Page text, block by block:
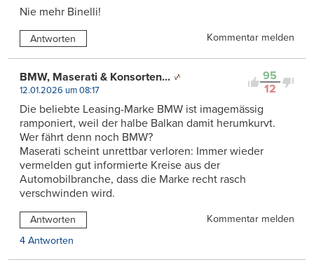
Nie mehr Binelli!
Antworten Kommentar melden
95
12
BMW, Maserati & Konsorten...
12.01.2026 um 08:17
Die beliebte Leasing-Marke BMW ist imagemässig
ramponiert, weil der halbe Balkan damit herumkurvt.
Wer fährt denn noch BMW?
Maserati scheint unrettbar verloren: Immer wieder
vermelden gut informierte Kreise aus der
Automobilbranche, dass die Marke recht rasch
verschwinden wird.
Antworten
Kommentar melden
4 Antworten